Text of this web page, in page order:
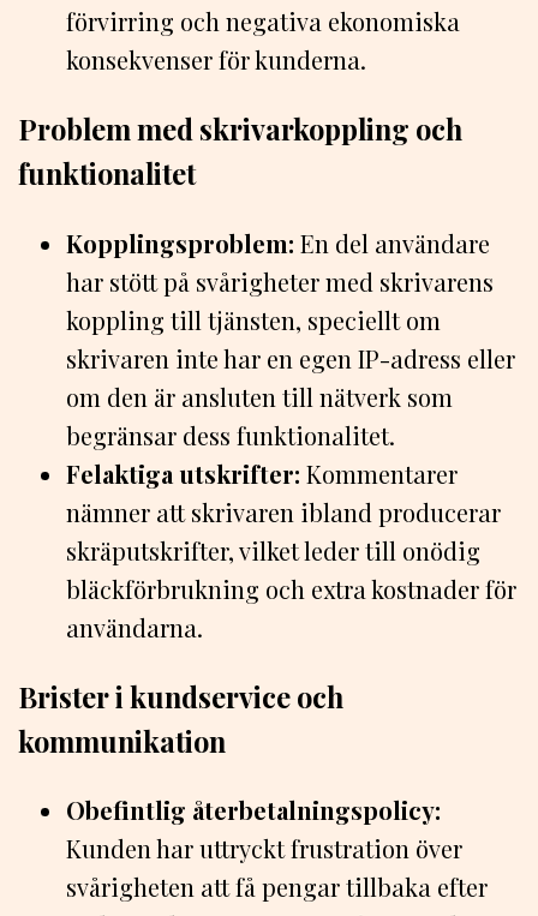
förvirring och negativa ekonomiska
konsekvenser för kunderna.
Problem med skrivarkoppling och
funktionalitet
Kopplingsproblem: En del användare
har stött på svårigheter med skrivarens
koppling till tjänsten, speciellt om
skrivaren inte har en egen IP-adress eller
om den är ansluten till nätverk som
begränsar dess funktionalitet.
Felaktiga utskrifter: Kommentarer
nämner att skrivaren ibland producerar
skräputskrifter, vilket leder till onödig
bläckförbrukning och extra kostnader för
användarna.
Brister i kundservice och
kommunikation
Obefintlig återbetalningspolicy:
Kunden har uttryckt frustration över
svårigheten att få pengar tillbaka efter